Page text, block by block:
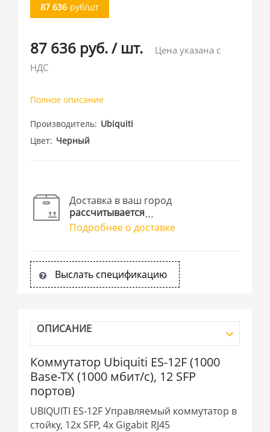
87 636 руб/шт
87 636 руб./ шт.
Цена указана с
НДС
Полное описание
Производитель Ubiquiti
Цвет Черный
Доставка в ваш город
рассчитывается
Подробнее о доставке
Выслать спецификацию
ОПИСАНИЕ
Коммутатор Ubiquiti ES-12F (1000
Base-TX (1000 мбит/с), 12 SFP
портов)
UBIQUITI ES-12F Управляемый коммутатор в
стойку, 12х SFP, 4х Gigabit RJ45